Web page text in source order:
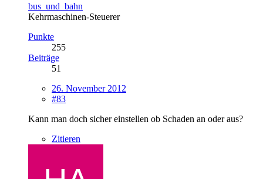
bus_und_bahn
Kehrmaschinen-Steuerer
Punkte
255
Beiträge
51
26. November 2012
#83
Kann man doch sicher einstellen ob Schaden an oder aus?
Zitieren